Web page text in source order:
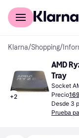
Comprar con Klarna
Klarna/Shopping/
+2
AMD
Tray
Socket
Precio
Desde 3
Prueba